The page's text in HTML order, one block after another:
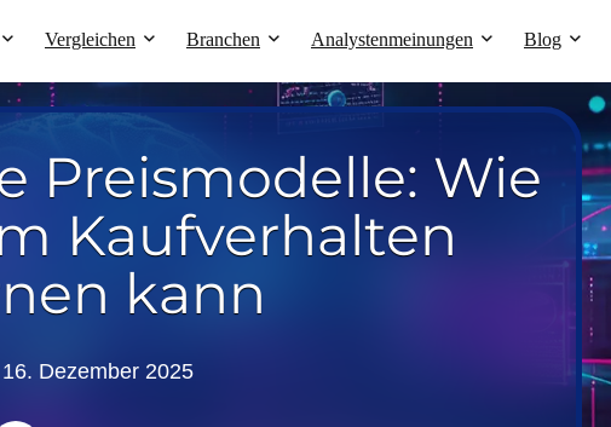
Vergleichen Branchen Analystenmeinungen Blog
Preismodelle: Wie
Kaufverhalten
kann
16. Dezember 2025